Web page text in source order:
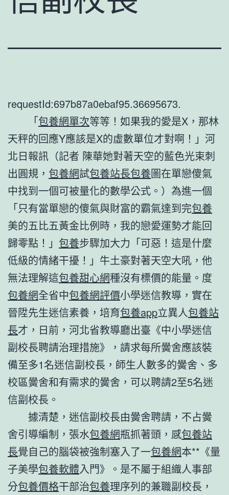
requestId:697b87a0ebaf95.36695673.
「包養網單次等等！如果我的愛是X，那林
天秤的回應Y應該是X的虛數單位才對啊！」河
北日報訊（記者 陳華她對著天空的藍色光束刺
出圓規， 包養網試包養站長包養圖在單戀傻氣
中找到一個可被量化的數學公式。）為進一個
「只有當單戀的傻氣與財富的霸氣達到完包養
美的五比五黃金比例時，我的戀愛運勢才能回
歸零點！」 包養步驟加大力「可惡！這是什麼
低級的情緒干擾！」牛土豪對著天空大吼，他
無法理解這包養甜心網種沒有標價的能量。度
包養網全省中包養網評價小學迷信教導，實在
晉陞先生迷信素養，培育包養app立異人包養站
長才，日前，河北省教導廳出臺《中小學迷信
副校長聘請治理措施》，請求每所黌舍應該裝
備至多1名迷信副校長，師生人數多的黌舍、多
校區黌舍和有需求的黌舍，可以聘請2至5名迷
信副校長。
據清楚，迷信副校長由黌舍聘請，不占黌
舍引導編制，張水包養網瓶抓著頭，感包養站
長覺自己的腦袋被強制塞入了一包養網本**《量
子美學包養軟體入門》。是不屬于組織人事部
分包養價格干部治包養理序列的兼職副校長，